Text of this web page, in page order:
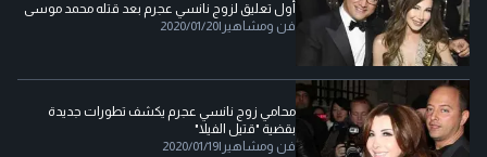
أول تعليق لزوج نانسي عجرم بعد قتله محمد موسى
فن ومشاهير |
2020/01/20
محامي زوج نانسي عجرم يكشف تطورات جديدة
بقضية "قتيل الفيلا"
فن ومشاهير |
2020/01/19